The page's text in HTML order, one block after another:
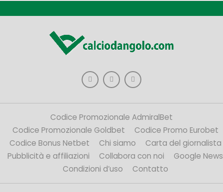
Codice Promozionale AdmiralBet
Codice Promozionale Goldbet
Codice Promo Eurobet
Codice Bonus Netbet
Chi siamo
Carta del giornalista
Pubblicità e affiliazioni
Collabora con noi
Google News
Condizioni d’uso
Contatto